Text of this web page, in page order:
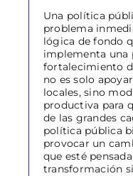
Una política
problema
lógica de fondo
implementa una
fortalecimiento
no es solo
locales, sino
productiva para
de las grandes
política pública
provocar un
que esté
transformación